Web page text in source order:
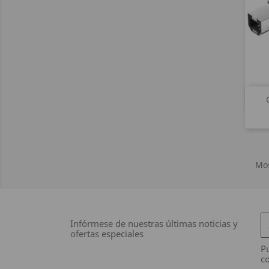
Infórmese de nuestras últimas noticias y
ofertas especiales